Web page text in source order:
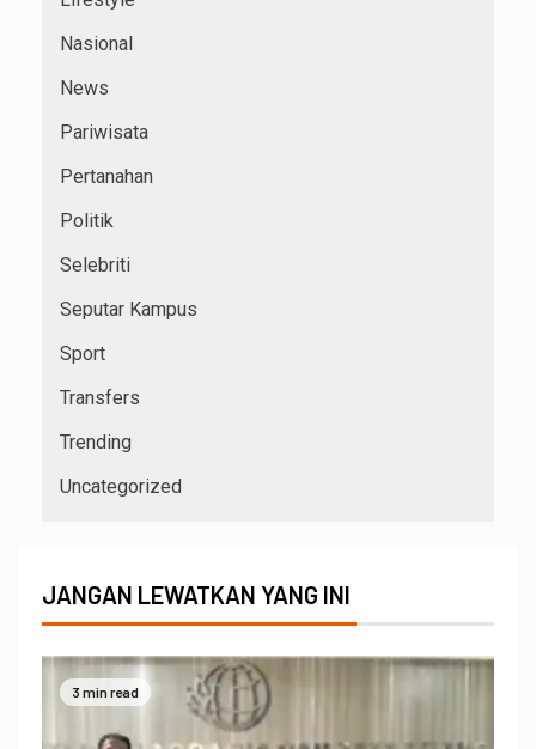
Nasional
News
Pariwisata
Pertanahan
Politik
Selebriti
Seputar Kampus
Sport
Transfers
Trending
Uncategorized
JANGAN LEWATKAN YANG INI
3 min read